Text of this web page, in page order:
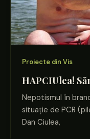
Proiecte din Vis
HAPCIUlea!
Nepotismul în
situație de PCR
Dan Ciulea,